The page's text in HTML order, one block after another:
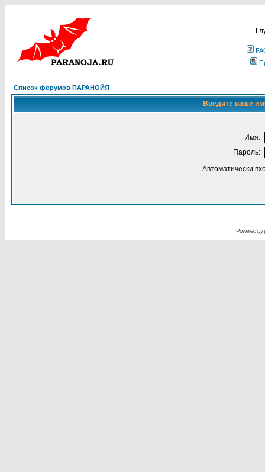
Список форумов ПАРАНОЙЯ
Введите ваше
Имя:
Пароль:
Автоматически
Powered by